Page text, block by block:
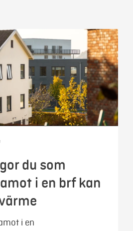
du som
i en brf kan
i en